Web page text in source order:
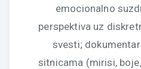
emocionalno
perspektiva uz
svesti;
sitnicama (mirisi,